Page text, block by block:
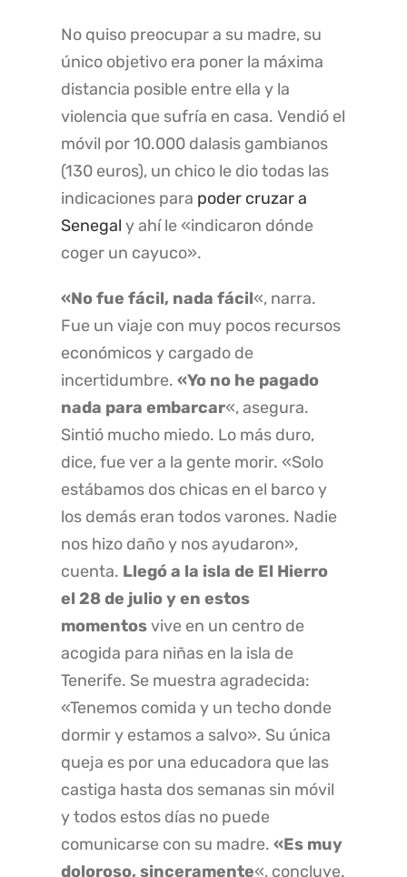
No quiso preocupar a su madre, su
único objetivo era poner la máxima
distancia posible entre ella y la
violencia que sufría en casa. Vendió el
móvil por 10.000 dalasis gambianos
(130 euros), un chico le dio todas las
indicaciones para poder cruzar a
Senegal y ahí le «indicaron dónde
coger un cayuco».
«No fue fácil, nada fácil«, narra.
Fue un viaje con muy pocos recursos
económicos y cargado de
incertidumbre.«Yo no he pagado
nada para embarcar«, asegura.
Sintió mucho miedo. Lo más duro,
dice, fue ver a la gente morir. «Solo
estábamos dos chicas en el barco y
los demás eran todos varones. Nadie
nos hizo daño y nos ayudaron»,
cuenta. Llegó a la isla de El Hierro
el 28 de julio y en estos
momentosvive en un centro de
acogida para niñas en la isla de
Tenerife. Se muestra agradecida:
«Tenemos comida y un techo donde
dormir y estamos a salvo». Su única
queja es por una educadora que las
castiga hasta dos semanas sin móvil
y todos estos días no puede
comunicarse con su madre.«Es muy
doloroso, sinceramente«, concluye.